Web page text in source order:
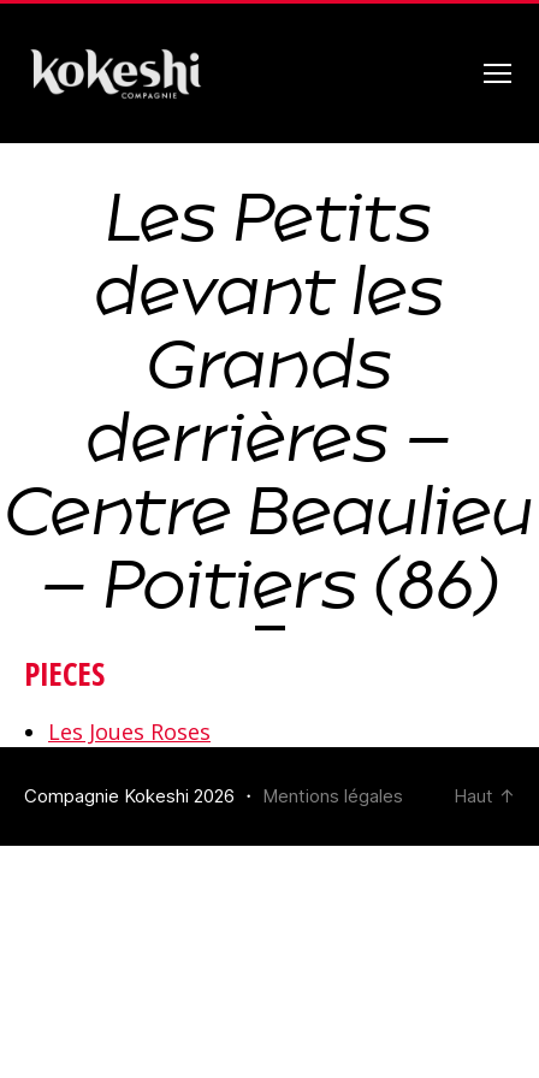
Kokeshi
Les Petits
devant les
Grands
derrières –
Centre Beaulieu
– Poitiers (86)
PIECES
Les Joues Roses
Compagnie Kokeshi 2026 ・ Mentions légales Haut ↑